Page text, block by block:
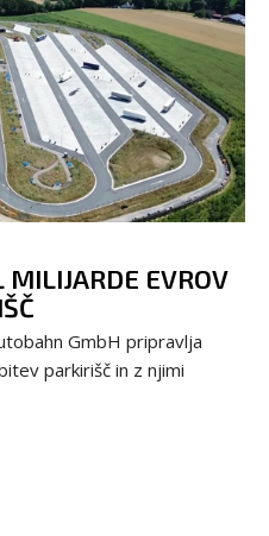
MILIJARDE EVROV
GmbH pripravlja
parkirišč in z njimi